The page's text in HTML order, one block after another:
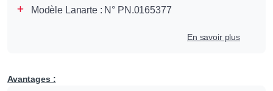
Modèle Lanarte : N° PN.0165377
En savoir plus
Avantages :